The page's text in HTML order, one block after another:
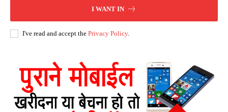
I WANT IN
I've read and accept the Privacy Policy.